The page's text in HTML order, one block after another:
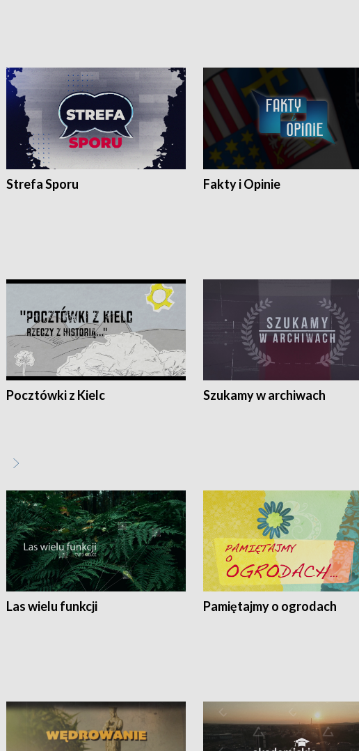
Strefa Sporu Fakty i Opinie
Pocztówki z Kielc Szukamy w archiwach
Las wielu funkcji Pamiętajmy o ogrodach